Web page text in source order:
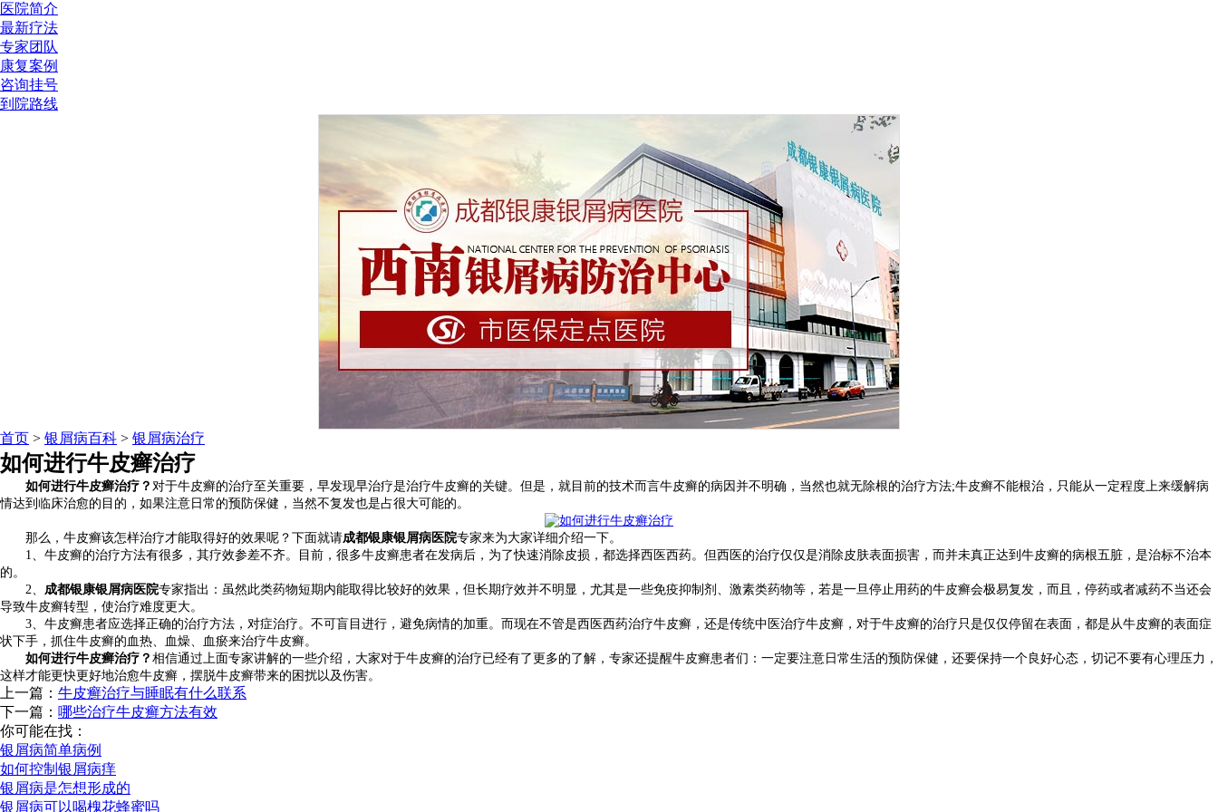
医院简介
最新疗法
专家团队
康复案例
咨询挂号
到院路线
首页 > 银屑病百科 > 银屑病治疗
如何进行牛皮癣治疗
如何进行牛皮癣治疗？ 对于牛皮癣的治疗至关重要，早发现早治疗是治疗牛皮癣的关键。但是，就目前的技术而言牛皮癣的病因并不明确，当然也就无除根的治疗方法;牛皮癣不能根治，只能从一定程度上来缓解病
情达到临床治愈的目的，如果注意日常的预防保健，当然不复发也是占很大可能的。
那么，牛皮癣该怎样治疗才能取得好的效果呢？下面就请成都银康银屑病医院专家来为大家详细介绍一下。
1、牛皮癣的治疗方法有很多，其疗效参差不齐。目前，很多牛皮癣患者在发病后，为了快速消除皮损，都选择西医西药。但西医的治疗仅仅是消除皮肤表面损害，而并未真正达到牛皮癣的病根五脏，是治标不治本
的。
2、 成都银康银屑病医院专家指出：虽然此类药物短期内能取得比较好的效果，但长期疗效并不明显，尤其是一些免疫抑制剂、激素类药物等，若是一旦停止用药的牛皮癣会极易复发，而且，停药或者减药不当还会
导致牛皮癣转型，使治疗难度更大。
3、牛皮癣患者应选择正确的治疗方法，对症治疗。不可盲目进行，避免病情的加重。而现在不管是西医西药治疗牛皮癣，还是传统中医治疗牛皮癣，对于牛皮癣的治疗只是仅仅停留在表面，都是从牛皮癣的表面症
状下手，抓住牛皮癣的血热、血燥、血瘀来治疗牛皮癣。
如何进行牛皮癣治疗？ 相信通过上面专家讲解的一些介绍，大家对于牛皮癣的治疗已经有了更多的了解，专家还提醒牛皮癣患者们：一定要注意日常生活的预防保健，还要保持一个良好心态，切记不要有心理压力，
这样才能更快更好地治愈牛皮癣，摆脱牛皮癣带来的困扰以及伤害。
上一篇： 牛皮癣治疗与睡眠有什么联系
下一篇： 哪些治疗牛皮癣方法有效
你可能在找：
银屑病简单病例
如何控制银屑病痒
银屑病是怎想形成的
银屑病可以喝槐花蜂蜜吗